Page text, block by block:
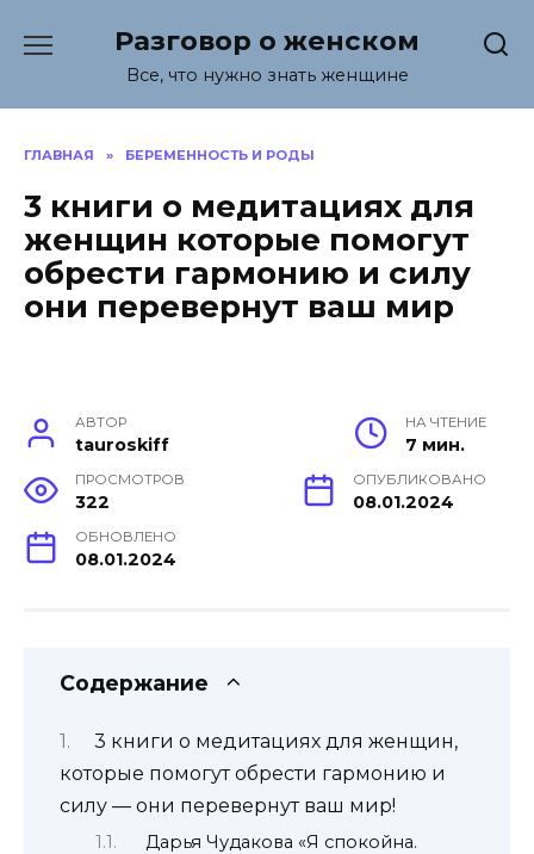
содержанию
Разговор о женском
Все, что нужно знать женщине
ГЛАВНАЯ » БЕРЕМЕННОСТЬ И РОДЫ
3 книги о медитациях для
женщин которые помогут
обрести гармонию и силу
они перевернут ваш мир
АВТОР
tauroskiff
НА ЧТЕНИЕ
7 мин.
ПРОСМОТРОВ
322
ОПУБЛИКОВАНО
08.01.2024
ОБНОВЛЕНО
08.01.2024
Содержание
3 книги о медитациях для женщин,
которые помогут обрести гармонию и
силу — они перевернут ваш мир!
Дарья Чудакова «Я спокойна.